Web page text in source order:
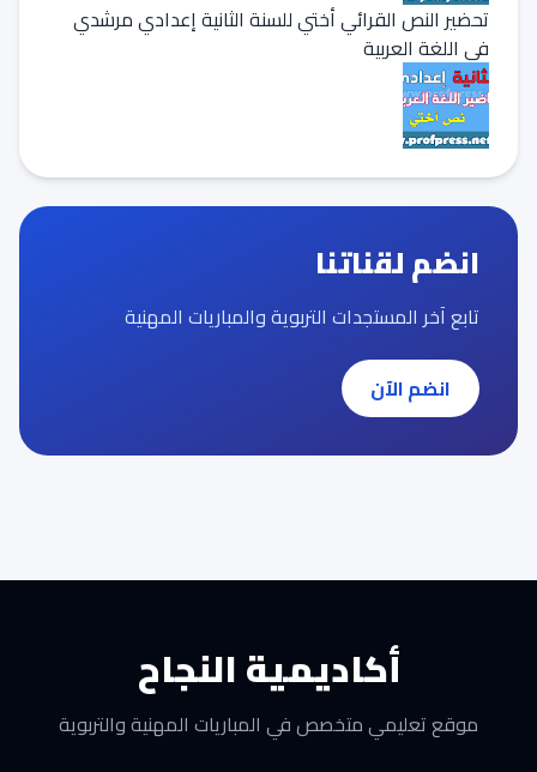
تحضير النص القرائي أختي للسنة الثانية إعدادي مرشدي
في اللغة العربية
انضم لقناتنا
تابع آخر المستجدات التربوية والمباريات المهنية
انضم الآن
أكاديمية النجاح
موقع تعليمي متخصص في المباريات المهنية والتربوية